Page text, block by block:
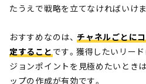
たうえで戦略を立てなければいけま
おすすめなのは、チャネルごとに
定することです。獲得したいリー
ジョンポイントを見極めたいとき
ップの作成が有効です。